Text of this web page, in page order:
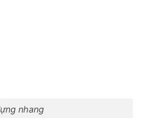
nhang